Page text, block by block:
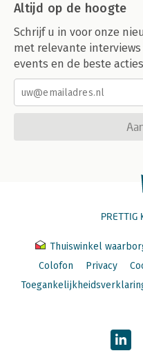
Altijd op de hoogte
Schrijf u in voor onze
met relevante
events en de beste
PRETTIG
Thuiswinkel
Colofon
Privacy